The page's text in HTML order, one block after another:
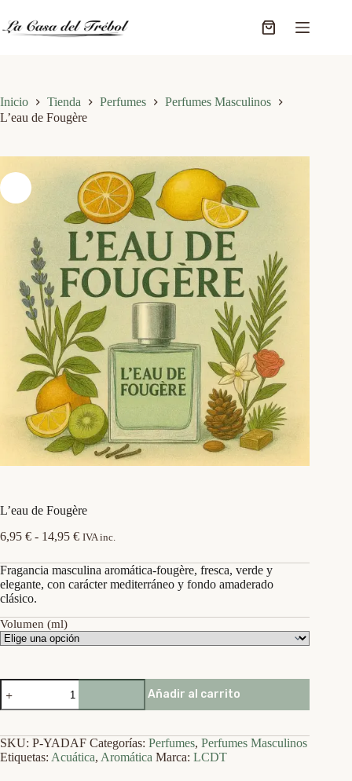
contenido
Carro
Inicio Tienda Perfumes
Perfumes Masculinos
L’eau de Fougère
L’eau de Fougère
6,95 € - 14,95 €Rango
precios:
desde
6,95 €
14,95 €
IVA inc.
Fragancia masculina aromática-fougère, fresca, verde y
elegante, con carácter mediterráneo y fondo amaderado
clásico.
Volumen (ml)
L’eau
de
Fougère
Añadir al carrito
SKU: P-YADAF Categorías: Perfumes, Perfumes Masculinos
Etiquetas: Acuática, Aromática Marca: LCDT